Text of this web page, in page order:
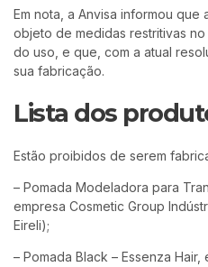
Em nota, a Anvisa informou
objeto de medidas restritivas
do uso, e que, com a atual
sua fabricação.
Lista dos
Estão proibidos de serem
– Pomada Modeladora para
empresa Cosmetic Group
Eireli);
– Pomada Black – Essenza